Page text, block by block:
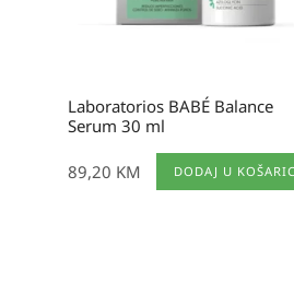
Laboratorios BABÉ Balance
Serum 30 ml
89,20 KM DODAJ U